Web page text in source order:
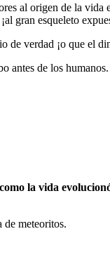
al origen de la vida
gran esqueleto
de verdad ¡o que el
antes de los humanos.
la vida
de meteoritos.